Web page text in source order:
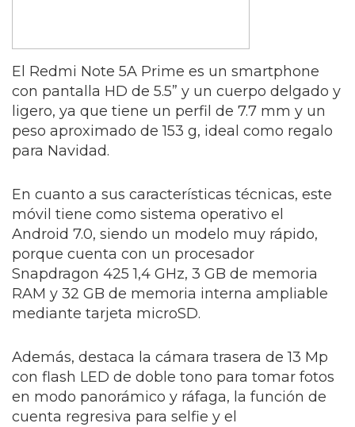
El Redmi Note 5A Prime es un smartphone
con pantalla HD de 5.5” y un cuerpo delgado y
ligero, ya que tiene un perfil de 7.7 mm y un
peso aproximado de 153 g, ideal como regalo
para Navidad.
En cuanto a sus características técnicas, este
móvil tiene como sistema operativo el
Android 7.0, siendo un modelo muy rápido,
porque cuenta con un procesador
Snapdragon 425 1,4 GHz, 3 GB de memoria
RAM y 32 GB de memoria interna ampliable
mediante tarjeta microSD.
Además, destaca la cámara trasera de 13 Mp
con flash LED de doble tono para tomar fotos
en modo panorámico y ráfaga, la función de
cuenta regresiva para selfie y el